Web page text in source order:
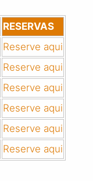
RESERVAS
Reserve aqui
Reserve aqui
Reserve aqui
Reserve aqui
Reserve aqui
Reserve aqui